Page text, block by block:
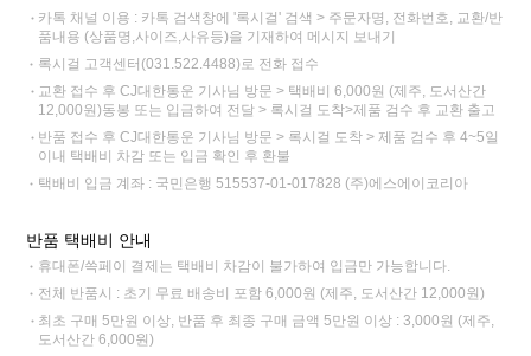
카톡 채널 이용 : 카톡 검색창에 '록시걸' 검색 > 주문자명, 전화번호, 교환/반
품내용 (상품명,사이즈,사유등)을 기재하여 메시지 보내기
록시걸 고객센터(031.522.4488)로 전화 접수
교환 접수 후 CJ대한통운 기사님 방문 > 택배비 6,000원 (제주, 도서산간
12,000원)동봉 또는 입금하여 전달 > 록시걸 도착>제품 검수 후 교환 출고
반품 접수 후 CJ대한통운 기사님 방문 > 록시걸 도착 > 제품 검수 후 4~5일
이내 택배비 차감 또는 입금 확인 후 환불
택배비 입금 계좌 : 국민은행 515537-01-017828 (주)에스에이코리아
반품 택배비 안내
휴대폰/쓱페이 결제는 택배비 차감이 불가하여 입금만 가능합니다.
전체 반품시 : 초기 무료 배송비 포함 6,000원 (제주, 도서산간 12,000원)
최초 구매 5만원 이상, 반품 후 최종 구매 금액 5만원 이상 : 3,000원 (제주,
도서산간 6,000원)